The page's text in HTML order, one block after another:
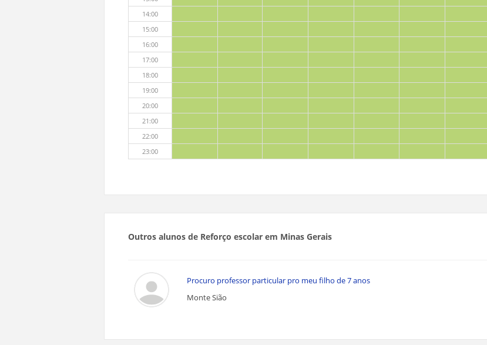
14:00
15:00
16:00
17:00
18:00
19:00
20:00
21:00
22:00
23:00
Outros alunos de Reforço escolar em Minas Gerais
Procuro professor particular pro meu filho de 7 anos
Monte Sião